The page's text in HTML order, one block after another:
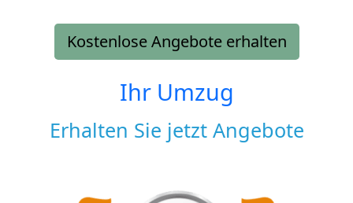
Kostenlose Angebote erhalten
Ihr Umzug
Erhalten Sie jetzt Angebote